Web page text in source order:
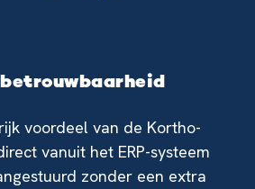
voordeel van de Kortho-
vanuit het ERP-systeem
zonder een extra